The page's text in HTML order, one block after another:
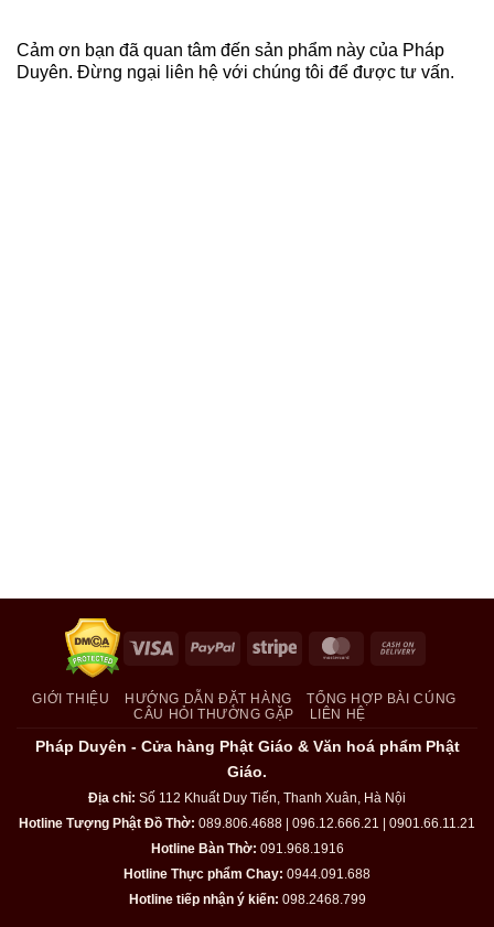
Cảm ơn bạn đã quan tâm đến sản phẩm này của Pháp
Duyên. Đừng ngại liên hệ với chúng tôi để được tư vấn.
Visa PayPal Stripe MasterCard
Delivery
GIỚI THIỆU HƯỚNG DẪN ĐẶT HÀNG
TỔNG HỢP BÀI CÚNG
CÂU HỎI THƯỜNG GẶP
LIÊN HỆ
Pháp Duyên - Cửa hàng Phật Giáo & Văn hoá phẩm Phật
Giáo.
Địa chỉ: Số 112 Khuất Duy Tiến, Thanh Xuân, Hà Nội
Hotline Tượng Phật Đồ Thờ: 089.806.4688 | 096.12.666.21 | 0901.66.11.21
Hotline Bàn Thờ: 091.968.1916
Hotline Thực phẩm Chay: 0944.091.688
Hotline tiếp nhận ý kiến: 098.2468.799